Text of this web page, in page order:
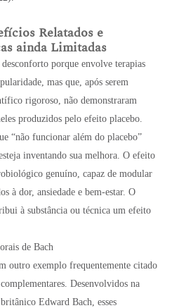
Relatados e
ainda Limitadas
porque envolve terapias
mas que, após serem
rigoroso, não demonstraram
produzidos pelo efeito placebo.
“não funcionar além do placebo”
inventando sua melhora. O efeito
genuíno, capaz de modular
à dor, ansiedade e bem-estar. O
à substância ou técnica um efeito
de Bach
outro exemplo frequentemente citado
Desenvolvidos na
Edward Bach, esses